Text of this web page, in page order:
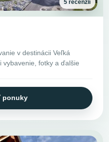
5 recenzií
v destinácii Veľká
vybavenie, fotky a ďalšie
ponuky